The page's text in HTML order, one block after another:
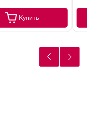
Купить